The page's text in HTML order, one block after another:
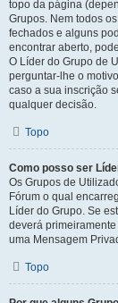
topo da página
Grupos. Nem todos
fechados e alguns
encontrar aberto,
O Líder do Grupo de
perguntar-lhe o
caso a sua inscrição
qualquer decisão.
Topo
Como posso ser
Os Grupos de
Fórum o qual
Líder do Grupo. Se
deverá
uma Mensagem
Topo